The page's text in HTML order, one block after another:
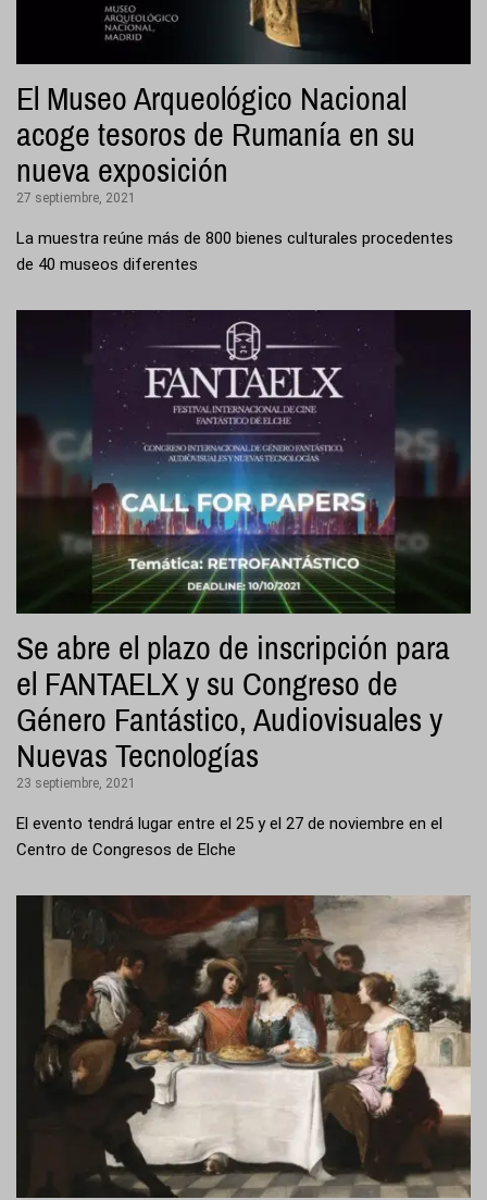
El Museo Arqueológico Nacional
acoge tesoros de Rumanía en su
nueva exposición
27 septiembre, 2021
La muestra reúne más de 800 bienes culturales procedentes
de 40 museos diferentes
Se abre el plazo de inscripción para
el FANTAELX y su Congreso de
Género Fantástico, Audiovisuales y
Nuevas Tecnologías
23 septiembre, 2021
El evento tendrá lugar entre el 25 y el 27 de noviembre en el
Centro de Congresos de Elche